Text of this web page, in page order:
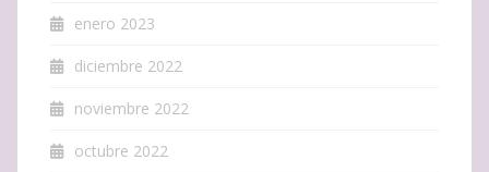
enero 2023
diciembre 2022
noviembre 2022
octubre 2022